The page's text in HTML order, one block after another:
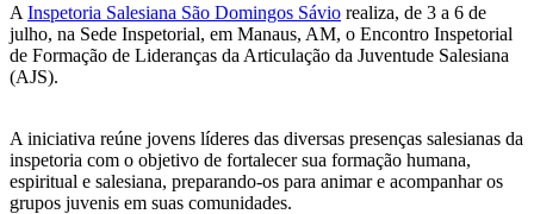
A Inspetoria Salesiana São Domingos Sávio realiza, de 3 a 6 de
julho, na Sede Inspetorial, em Manaus, AM, o Encontro Inspetorial
de Formação de Lideranças da Articulação da Juventude Salesiana
(AJS).
A iniciativa reúne jovens líderes das diversas presenças salesianas da
inspetoria com o objetivo de fortalecer sua formação humana,
espiritual e salesiana, preparando-os para animar e acompanhar os
grupos juvenis em suas comunidades.